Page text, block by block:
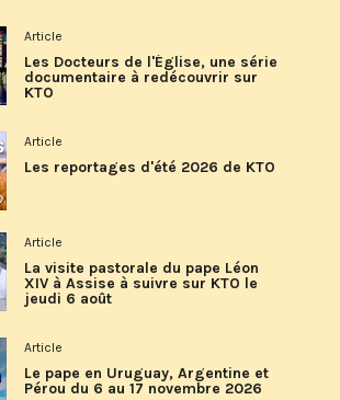
Article
Les Docteurs de l'Église, une série
documentaire à redécouvrir sur
KTO
Article
Les reportages d'été 2026 de KTO
Article
La visite pastorale du pape Léon
XIV à Assise à suivre sur KTO le
jeudi 6 août
Article
Le pape en Uruguay, Argentine et
Pérou du 6 au 17 novembre 2026